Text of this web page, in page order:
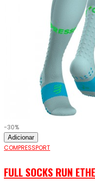
-30%
Adicionar
COMPRESSPORT
FULL SOCKS RUN